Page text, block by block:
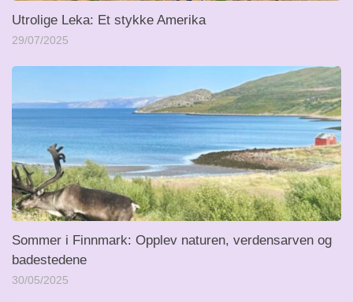
Utrolige Leka: Et stykke Amerika
29/07/2025
Sommer i Finnmark: Opplev naturen, verdensarven og
badestedene
30/05/2025